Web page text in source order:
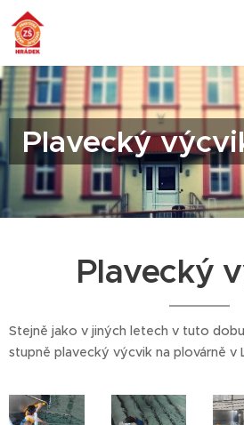
Plavecký
Plavecký
Stejně jako v jiných letech v tuto
stupně plavecký výcvik na plovárně v